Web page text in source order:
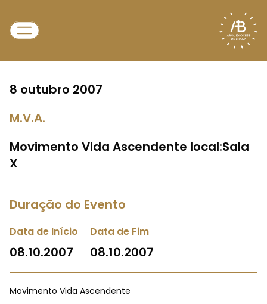
8 outubro 2007
M.V.A.
Movimento Vida Ascendente local:Sala
X
Duração do Evento
Data de Início
08.10.2007
Data de Fim
08.10.2007
Movimento Vida Ascendente